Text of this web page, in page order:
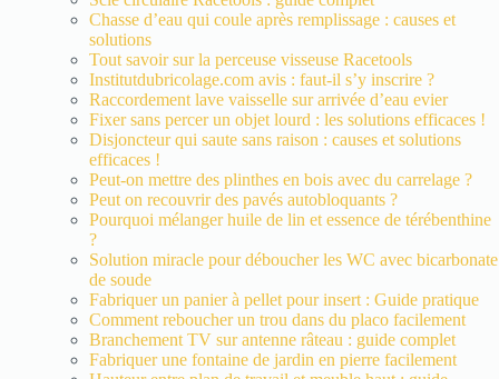
Chasse d’eau qui coule après remplissage : causes et
solutions
Tout savoir sur la perceuse visseuse Racetools
Institutdubricolage.com avis : faut-il s’y inscrire ?
Raccordement lave vaisselle sur arrivée d’eau evier
Fixer sans percer un objet lourd : les solutions efficaces !
Disjoncteur qui saute sans raison : causes et solutions
efficaces !
Peut-on mettre des plinthes en bois avec du carrelage ?
Peut on recouvrir des pavés autobloquants ?
Pourquoi mélanger huile de lin et essence de térébenthine
?
Solution miracle pour déboucher les WC avec bicarbonate
de soude
Fabriquer un panier à pellet pour insert : Guide pratique
Comment reboucher un trou dans du placo facilement
Branchement TV sur antenne râteau : guide complet
Fabriquer une fontaine de jardin en pierre facilement